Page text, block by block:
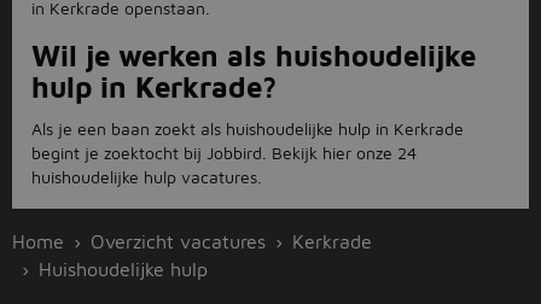
in Kerkrade openstaan.
Wil je werken als huishoudelijke
hulp in Kerkrade?
Als je een baan zoekt als huishoudelijke hulp in Kerkrade
begint je zoektocht bij Jobbird. Bekijk hier onze 24
huishoudelijke hulp vacatures.
Home Overzicht vacatures
Kerkrade
Huishoudelijke hulp